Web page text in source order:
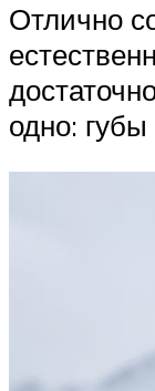
Отлично
одно: губы